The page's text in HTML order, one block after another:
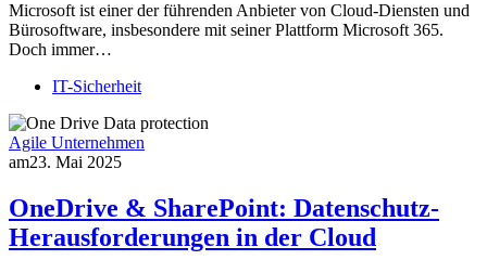
Microsoft ist einer der führenden Anbieter von Cloud-Diensten und
Bürosoftware, insbesondere mit seiner Plattform Microsoft 365.
Doch immer…
IT-Sicherheit
Agile Unternehmen
am23. Mai 2025
OneDrive & SharePoint: Datenschutz-
Herausforderungen in der Cloud